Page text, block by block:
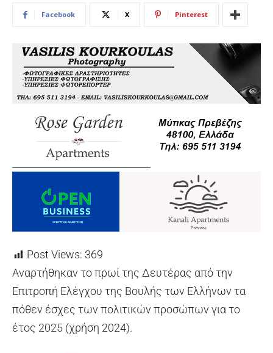
Facebook X Pinterest
Post Views: 369
Αναρτήθηκαν το πρωί της Δευτέρας από την
Επιτροπή Ελέγχου της Βουλής των Ελλήνων τα
πόθεν έσχες των πολιτικών προσώπων για το
έτος 2025 (χρήση 2024).